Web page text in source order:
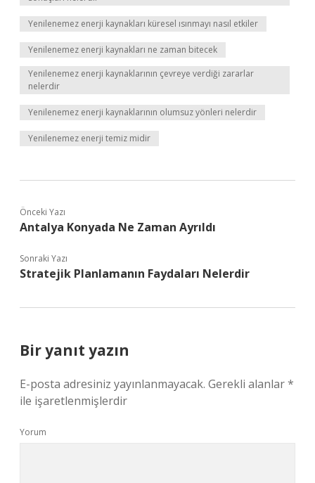
Yenilenemez enerji kaynakları küresel ısınmayı nasıl etkiler
Yenilenemez enerji kaynakları ne zaman bitecek
Yenilenemez enerji kaynaklarının çevreye verdiği zararlar
nelerdir
Yenilenemez enerji kaynaklarının olumsuz yönleri nelerdir
Yenilenemez enerji temiz midir
Önceki Yazı
Antalya Konyada Ne Zaman Ayrıldı
Sonraki Yazı
Stratejik Planlamanın Faydaları Nelerdir
Bir yanıt yazın
E-posta adresiniz yayınlanmayacak. Gerekli alanlar*
ile işaretlenmişlerdir
Yorum